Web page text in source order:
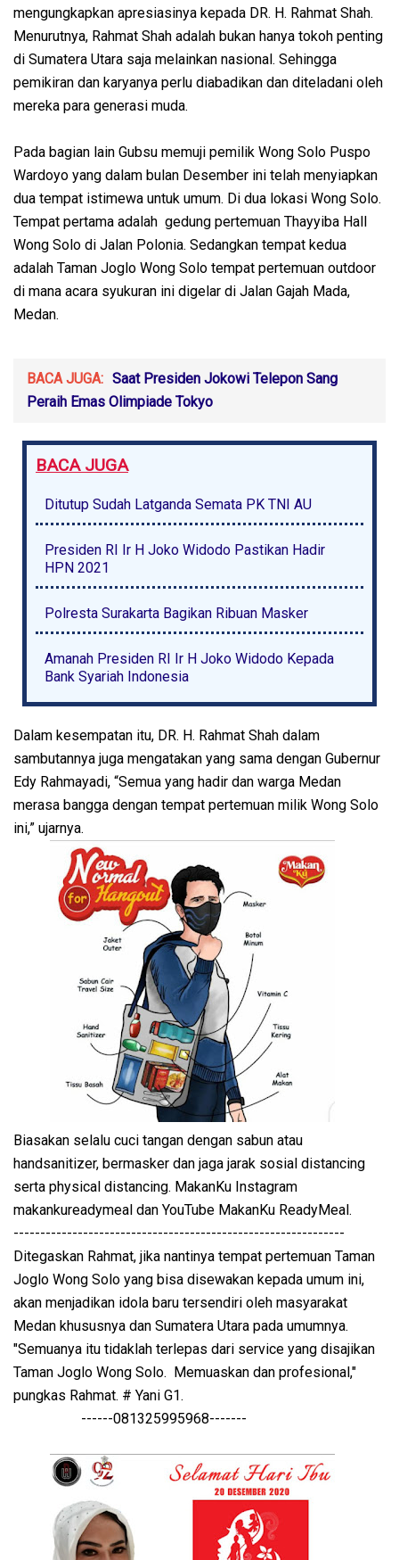
mengungkapkan apresiasinya kepada DR. H. Rahmat Shah.
Menurutnya, Rahmat Shah adalah bukan hanya tokoh penting
di Sumatera Utara saja melainkan nasional. Sehingga
pemikiran dan karyanya perlu diabadikan dan diteladani oleh
mereka para generasi muda.
Pada bagian lain Gubsu memuji pemilik Wong Solo Puspo
Wardoyo yang dalam bulan Desember ini telah menyiapkan
dua tempat istimewa untuk umum. Di dua lokasi Wong Solo.
Tempat pertama adalah gedung pertemuan Thayyiba Hall
Wong Solo di Jalan Polonia. Sedangkan tempat kedua
adalah Taman Joglo Wong Solo tempat pertemuan outdoor
di mana acara syukuran ini digelar di Jalan Gajah Mada,
Medan.
BACA JUGA: Saat Presiden Jokowi Telepon Sang
Peraih Emas Olimpiade Tokyo
BACA JUGA
Ditutup Sudah Latganda Semata PK TNI AU
Presiden RI Ir H Joko Widodo Pastikan Hadir
HPN 2021
Polresta Surakarta Bagikan Ribuan Masker
Amanah Presiden RI Ir H Joko Widodo Kepada
Bank Syariah Indonesia
Dalam kesempatan itu, DR. H. Rahmat Shah dalam
sambutannya juga mengatakan yang sama dengan Gubernur
Edy Rahmayadi, “Semua yang hadir dan warga Medan
merasa bangga dengan tempat pertemuan milik Wong Solo
ini,” ujarnya.
Biasakan selalu cuci tangan dengan sabun atau
handsanitizer, bermasker dan jaga jarak sosial distancing
serta physical distancing. MakanKu Instagram
makankureadymeal dan YouTube MakanKu ReadyMeal.
--------------------------------------------------------------
Ditegaskan Rahmat, jika nantinya tempat pertemuan Taman
Joglo Wong Solo yang bisa disewakan kepada umum ini,
akan menjadikan idola baru tersendiri oleh masyarakat
Medan khususnya dan Sumatera Utara pada umumnya.
"Semuanya itu tidaklah terlepas dari service yang disajikan
Taman Joglo Wong Solo. Memuaskan dan profesional,"
pungkas Rahmat. # Yani G1.
------081325995968-------